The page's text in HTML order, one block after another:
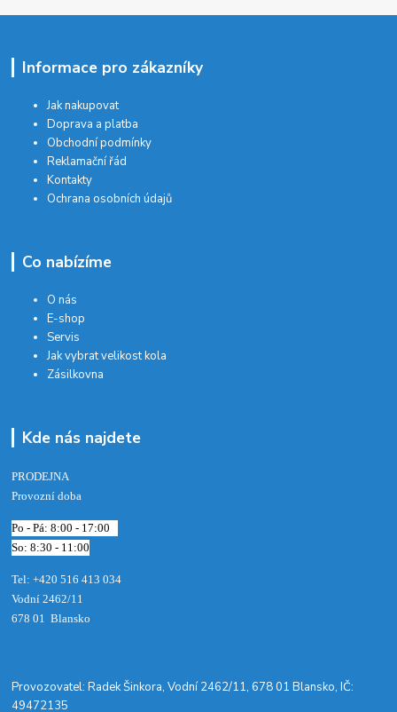
Informace pro zákazníky
Jak nakupovat
Doprava a platba
Obchodní podmínky
Reklamační řád
Kontakty
Ochrana osobních údajů
Co nabízíme
O nás
E-shop
Servis
Jak vybrat velikost kola
Zásilkovna
Kde nás najdete
PRODEJNA
Provozní doba
Po - Pá: 8:00 - 17:00
So: 8:30 - 11:00
Tel: +420 516 413 034‬
Vodní 2462/11
678 01 Blansko
​Provozovatel: Radek Šinkora, Vodní 2462/11, 678 01 Blansko, IČ:
49472135